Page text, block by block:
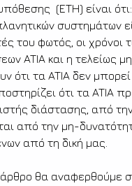
(ΕΤΗ) είναι
συστημάτων
του φωτός, οι χρόνοι
ATIA και η τελείως
ότι τα ATIA δεν
ότι τα ATIA
διάστασης, από
από την μη-
από τη δική μας.
θα αναφερθούμε